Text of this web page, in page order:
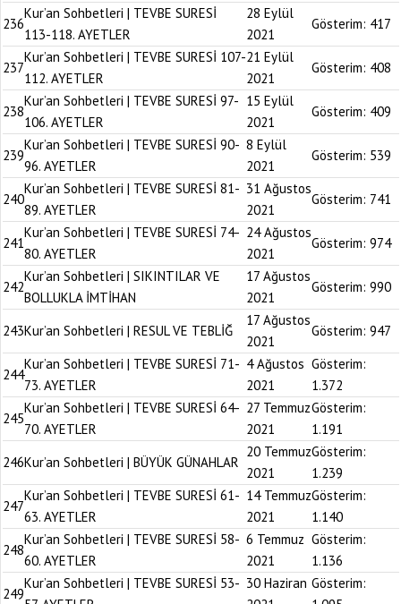
236
Kur’an Sohbetleri | TEVBE SURESİ
113-118. AYETLER
28 Eylül
2021
Gösterim: 417
237
Kur’an Sohbetleri | TEVBE SURESİ 107-
112. AYETLER
21 Eylül
2021
Gösterim: 408
238
Kur’an Sohbetleri | TEVBE SURESİ 97-
106. AYETLER
15 Eylül
2021
Gösterim: 409
239
Kur’an Sohbetleri | TEVBE SURESİ 90-
96. AYETLER
8 Eylül
2021
Gösterim: 539
240
Kur’an Sohbetleri | TEVBE SURESİ 81-
89. AYETLER
31 Ağustos
2021
Gösterim: 741
241
Kur’an Sohbetleri | TEVBE SURESİ 74-
80. AYETLER
24 Ağustos
2021
Gösterim: 974
242
Kur’an Sohbetleri | SIKINTILAR VE
BOLLUKLA İMTİHAN
17 Ağustos
2021
Gösterim: 990
243Kur’an Sohbetleri | RESUL VE TEBLİĞ
17 Ağustos
2021
Gösterim: 947
244
Kur’an Sohbetleri | TEVBE SURESİ 71-
73. AYETLER
4 Ağustos
2021
Gösterim:
1.372
245
Kur’an Sohbetleri | TEVBE SURESİ 64-
70. AYETLER
27 Temmuz
2021
Gösterim:
1.191
246Kur’an Sohbetleri | BÜYÜK GÜNAHLAR
20 Temmuz
2021
Gösterim:
1.239
247
Kur’an Sohbetleri | TEVBE SURESİ 61-
63. AYETLER
14 Temmuz
2021
Gösterim:
1.140
248
Kur’an Sohbetleri | TEVBE SURESİ 58-
60. AYETLER
6 Temmuz
2021
Gösterim:
1.136
249
Kur’an Sohbetleri | TEVBE SURESİ 53- 30 Haziran Gösterim: